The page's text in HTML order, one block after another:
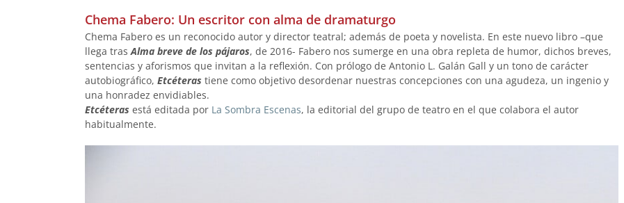
Chema Fabero: Un escritor con alma de dramaturgo
Chema Fabero es un reconocido autor y director teatral; además de poeta y novelista. En este nuevo libro –que
llega trasAlma breve de los pájaros, de 2016- Fabero nos sumerge en una obra repleta de humor, dichos breves,
sentencias y aforismos que invitan a la reflexión. Con prólogo de Antonio L. Galán Gall y un tono de carácter
autobiográfico, Etcéteras tiene como objetivo desordenar nuestras concepciones con una agudeza, un ingenio y
una honradez envidiables.
Etcéteras está editada por La Sombra Escenas, la editorial del grupo de teatro en el que colabora el autor
habitualmente.